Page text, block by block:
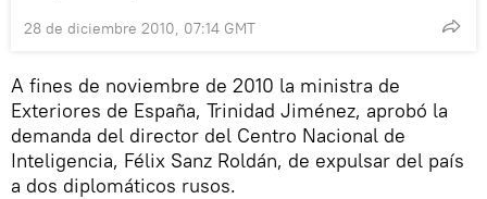
28 de diciembre 2010, 07:14 GMT
A fines de noviembre de 2010 la ministra de
Exteriores de España, Trinidad Jiménez, aprobó la
demanda del director del Centro Nacional de
Inteligencia, Félix Sanz Roldán, de expulsar del país
a dos diplomáticos rusos.